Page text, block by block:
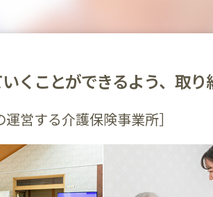
くことができるよう、 取り
運営する介護保険事業所］